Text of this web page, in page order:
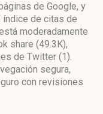
de Google, y
de citas de
moderadamente
share (49.3K),
de Twitter (1).
segura,
con revisiones